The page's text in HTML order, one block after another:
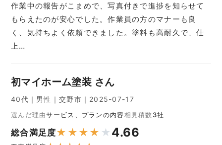
作業中の報告がこまめで、写真付きで進捗を知らせて
もらえたのが安心でした。作業員の方のマナーも良
く、気持ちよく依頼できました。塗料も高耐久で、仕
上…
初マイホーム塗装 さん
40代｜男性｜交野市｜2025-07-17
選んだ理由サービス、プランの内容相見積数 3社
総合満足度★ ★ ★ ★ ★ 4.66